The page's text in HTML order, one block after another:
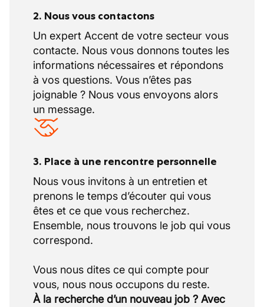
2. Nous vous contactons
Un expert Accent de votre secteur vous
contacte. Nous vous donnons toutes les
informations nécessaires et répondons
à vos questions. Vous n’êtes pas
joignable ? Nous vous envoyons alors
un message.
3. Place à une rencontre personnelle
Nous vous invitons à un entretien et
prenons le temps d’écouter qui vous
êtes et ce que vous recherchez.
Ensemble, nous trouvons le job qui vous
correspond.
Vous nous dites ce qui compte pour
À la recherche d’un nouveau job ? Avec